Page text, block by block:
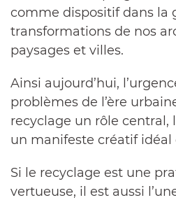
comme dispositif dans la
transformations de nos
paysages et villes.
Ainsi aujourd’hui,
problèmes de l’ère
recyclage un rôle central,
un manifeste créatif idéal
Si le recyclage est une
vertueuse, il est aussi